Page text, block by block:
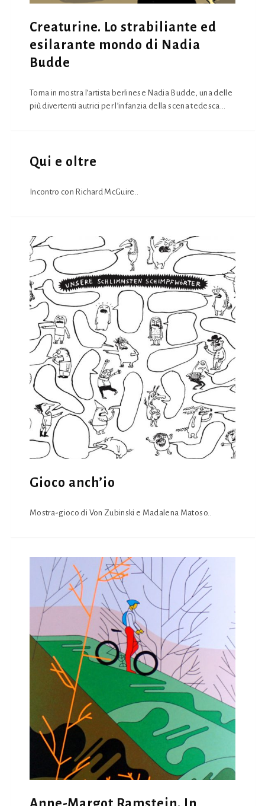
Creaturine. Lo strabiliante ed
esilarante mondo di Nadia
Budde
Torna in mostra l’artista berlinese Nadia Budde, una delle
più divertenti autrici per l’infanzia della scena tedesca...
Qui e oltre
Incontro con Richard McGuire..
Gioco anch’io
Mostra-gioco di Von Zubinski e Madalena Matoso..